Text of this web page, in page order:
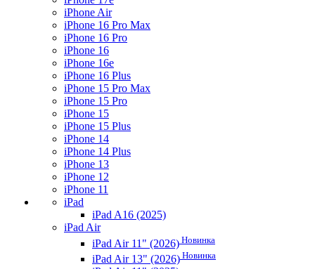
iPhone Air
iPhone 16 Pro Max
iPhone 16 Pro
iPhone 16
iPhone 16e
iPhone 16 Plus
iPhone 15 Pro Max
iPhone 15 Pro
iPhone 15
iPhone 15 Plus
iPhone 14
iPhone 14 Plus
iPhone 13
iPhone 12
iPhone 11
iPad
iPad A16 (2025)
iPad Air
iPad Air 11" (2026) Новинка
iPad Air 13" (2026) Новинка